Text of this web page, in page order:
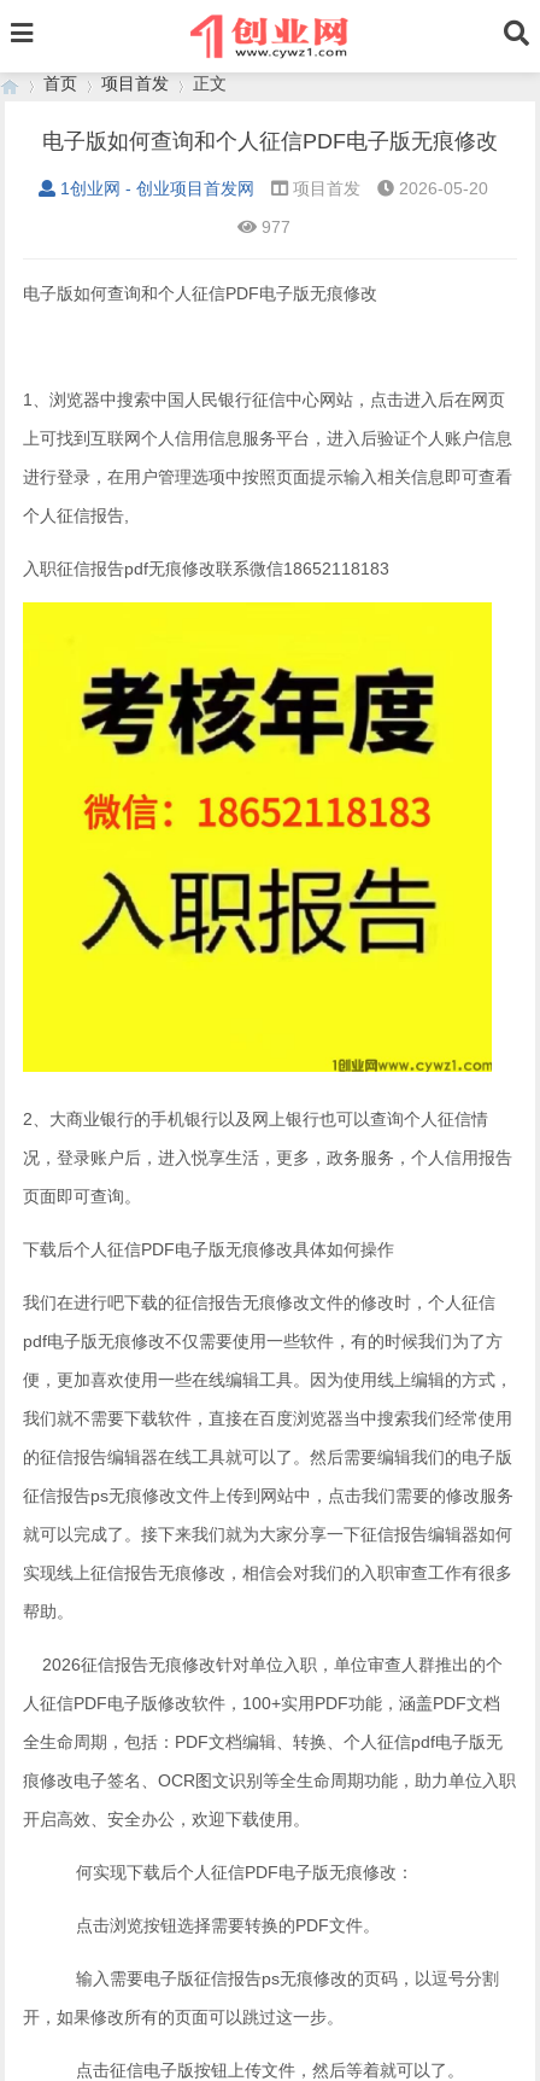
首页
›
项目首发
›
正文
电子版如何查询和个人征信PDF电子版无痕修改
1创业网 - 创业项目首发网 项目首发
2026-05-20
977
电子版如何查询和个人征信PDF电子版无痕修改
1、浏览器中搜索中国人民银行征信中心网站，点击进入后在网页
上可找到互联网个人信用信息服务平台，进入后验证个人账户信息
进行登录，在用户管理选项中按照页面提示输入相关信息即可查看
个人征信报告,
入职征信报告pdf无痕修改联系微信18652118183
2、大商业银行的手机银行以及网上银行也可以查询个人征信情
况，登录账户后，进入悦享生活，更多，政务服务，个人信用报告
页面即可查询。
下载后个人征信PDF电子版无痕修改具体如何操作
我们在进行吧下载的征信报告无痕修改文件的修改时，个人征信
pdf电子版无痕修改不仅需要使用一些软件，有的时候我们为了方
便，更加喜欢使用一些在线编辑工具。因为使用线上编辑的方式，
我们就不需要下载软件，直接在百度浏览器当中搜索我们经常使用
的征信报告编辑器在线工具就可以了。然后需要编辑我们的电子版
征信报告ps无痕修改文件上传到网站中，点击我们需要的修改服务
就可以完成了。接下来我们就为大家分享一下征信报告编辑器如何
实现线上征信报告无痕修改，相信会对我们的入职审查工作有很多
帮助。
2026征信报告无痕修改针对单位入职，单位审查人群推出的个
人征信PDF电子版修改软件，100+实用PDF功能，涵盖PDF文档
全生命周期，包括：PDF文档编辑、转换、个人征信pdf电子版无
痕修改电子签名、OCR图文识别等全生命周期功能，助力单位入职
开启高效、安全办公，欢迎下载使用。
何实现下载后个人征信PDF电子版无痕修改：
点击浏览按钮选择需要转换的PDF文件。
输入需要电子版征信报告ps无痕修改的页码，以逗号分割
开，如果修改所有的页面可以跳过这一步。
点击征信电子版按钮上传文件，然后等着就可以了。